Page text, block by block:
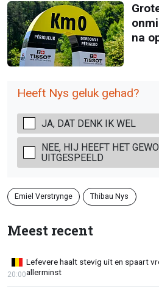
na
Heeft Nys geluk gehad?
JA, DAT DENK IK WEL
NEE, HIJ HEEFT HET
UITGESPEELD
Emiel Verstrynge Thibau Nys
Meest recent
Lefevere haalt stevig uit en spaart
allerminst
20:00